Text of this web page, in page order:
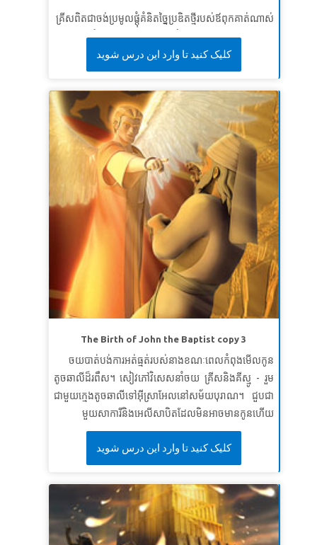
ខ្ញុំជាសះស្បើយ។
ព្យាបាលជំងឺរបស់ខ្ញុំទាំងអស់។ទំនុកតម្កើង ១០៣: ៣
គ្រីសពិតជាចង់ប្រមូលផ្តុំគំនិតច្នៃប្រឌិតថ្មីរបស់ឪពុកគាត់ណាស់
ដោយគាត់នឹងមិនដើរតាមការណែនាំទេ ហើយនោះជាពេលដែល
មានបញ្ហាខុសប្រក្រតី។ សៀវភៅវិសេសនាំគ្រីស ចយ និងគីស្មូ
ទៅក្រុងហេប្រុនបុរាណ។ នៅទីនោះ អ័ប្រាហាំប្រាប់អេលីស៊ើរ
ដែលជាអ្នកបម្រើរបស់គាត់អំពីរបៀបរកប្រពន្ធឲ្យ កូនប្រុស
អ៊ីសាក។ ធ្វើជាសាក្សីបញ្ជាក់អំពីរបៀបដែលអេលាស៊ើរធ្វើដំណើរ
ទៅកាន់ទឹកដីដ៏ឆ្ងាយហើយរកឃើញស្ត្រីត្រឹមត្រូវ - រេបិកា -
តាមរយៈការស្តាប់បង្គាប់ និងការអធិស្ឋាន។ កុមារយល់ថាការធ្វើ
តាមផែនការរបស់ព្រះតែងតែល្អបំផុត។
មេរៀនទី១៖ ព្រះប្រទានប្រាជ្ញា
សេចក្តីពិតវិសេស៖ ព្រះជាម្ចាស់នឹងប្រទានប្រាជ្ញាដល់ខ្ញុំ។
ខគម្ពីរវិសេស៖
«ត្រូវ​ឲ្យ​ទទួល​ស្គាល់​ទ្រង់​នៅ​គ្រប់​ទាំង​ផ្លូវ​ឯង​ចុះ
នោះ​ទ្រង់​នឹង​ដំរង់​អស់​ទាំង​ផ្លូវ​ច្រក​របស់​ឯង»។
សុភាសិត ៣:៦
(អិនអិលធី)
មេរៀនទី២៖ ការប្រឆាំងសេចក្តីល្បួង
សេចក្តីពិតវិសេស៖
ព្រះទ្រង់សណ្ដាប់សេចក្ដីអធិស្ឋានរបស់ខ្ញុំ។
១១៦:២ (អិនអិលធី)
មេរៀនទី៣៖ ការស្តាប់បង្គាប់ដើម្បីព្រះពរ
សេចក្តីពិតវិសេស៖ការស្តាប់បង្គាប់នាំទៅកាន់ព្រះពរ។
ខគម្ពីរវិសេស៖ចូរដើរលើផ្លូវដែលព្រះអម្ចាស់ជាព្រះរបស់អ្នកបាន
បង្គាប់ អោយអ្នកដើរតាម។ ដើម្បី​ឲ្យ​បាន​រស់​នៅ ហើយ​ឲ្យ​បាន​
៥:៣៣ ក (អិនអិលធី)
کلیک کنید تا وارد این درس شوید
The Birth of John the Baptist copy 3
ចយបាត់បង់ការអត់ធ្មត់របស់នាងខណៈពេលកំពុងមើលកូន
តូចឆាលីដ៏រពឹស។ សៀវភៅវិសេសនាំចយ គ្រីសនិងគីស្មូ - រួម
ជាមួយក្មេងតូចឆាលីទៅអ៊ីស្រាអែលនៅសម័យបុរាណ។ ជួបជា
មួយសាការីនិងអេលីសាបិតដែលមិនអាចមានកូនហើយ
មើលថាតើព្រះឆ្លើយតបការអធិស្ឋានរបស់ពួកគេដោយការ
អស្ចារ្យយ៉ាងដូចម្តេច! ស្វែងយល់ពីមូលហេតុដែលកូនប្រុសរបស់
ពួកគេត្រូវបានគេស្គាល់ថាជាយ៉ូហានបាទីស្ទនិងរបៀបដែលគាត់
នឹងរៀបចំផ្លូវសម្រាប់បងប្អូនជីដូនមួយរបស់គាត់គឺព្រះយេស៊ូវ។
កុមារដឹងថាគ្មានអ្វីដែលមិនអាចធ្វើបានជាមួយព្រះទេ!
មេរៀនទី ១៖ អ្វីៗទាំងអស់អាចធ្វើទៅបាន
کلیک کنید تا وارد این درس شوید